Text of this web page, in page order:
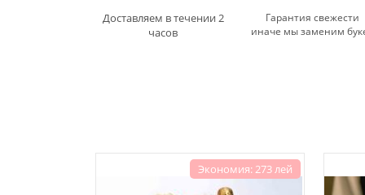
Доставляем в течении 2
часов
Гарантия свежести
иначе мы заменим
Экономия: 273 лей